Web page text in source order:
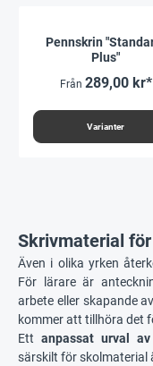
Pennskrin
Plus"
Från 289,00 kr*
Varianter
Skrivmaterial
Även i olika yrken
För lärare är
arbete eller skapande
kommer att tillhöra det
Ett anpassat urval
särskilt för skolmaterial